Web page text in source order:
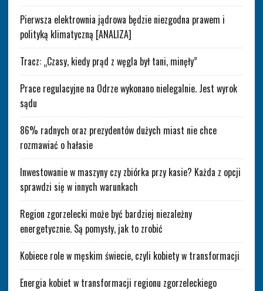
Pierwsza elektrownia jądrowa będzie niezgodna prawem i
polityką klimatyczną [ANALIZA]
Tracz: „Czasy, kiedy prąd z węgla był tani, minęły”
Prace regulacyjne na Odrze wykonano nielegalnie. Jest wyrok
sądu
86% radnych oraz prezydentów dużych miast nie chce
rozmawiać o hałasie
Inwestowanie w maszyny czy zbiórka przy kasie? Każda z opcji
sprawdzi się w innych warunkach
Region zgorzelecki może być bardziej niezależny
energetycznie. Są pomysły, jak to zrobić
Kobiece role w męskim świecie, czyli kobiety w transformacji
Energia kobiet w transformacji regionu zgorzeleckiego